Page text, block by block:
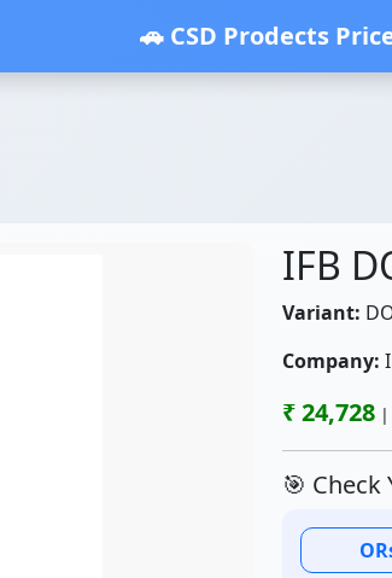
🚗 CSD Prodects
IFB
Variant:
Company:
₹ 24,728 |
🎯